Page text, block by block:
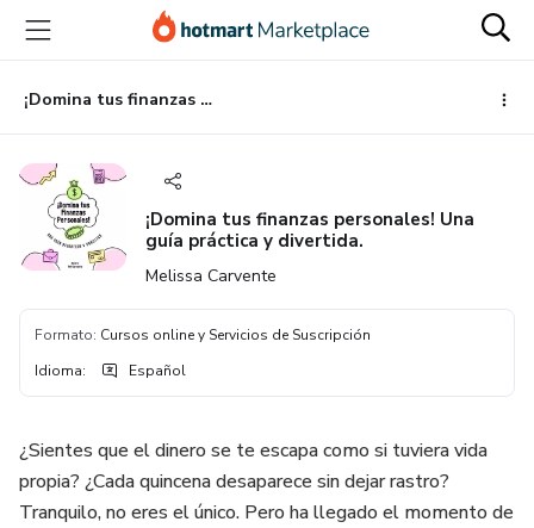
principal
página
de
página
¡Domina tus finanzas personales! Una guía práctica y divertida.
¡Domina tus finanzas personales! Una
guía práctica y divertida.
Melissa Carvente
Formato: Cursos online y Servicios de Suscripción
Idioma: Español
¿Sientes que el dinero se te escapa como si tuviera vida
propia? ¿Cada quincena desaparece sin dejar rastro?
Tranquilo, no eres el único. Pero ha llegado el momento de